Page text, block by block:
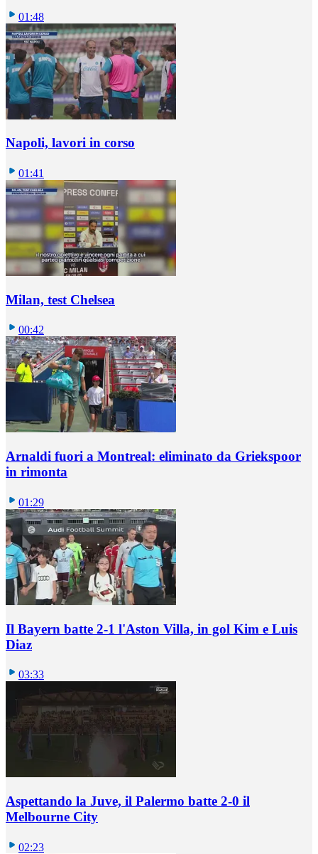
01:48
Napoli, lavori in corso
01:41
Milan, test Chelsea
00:42
Arnaldi fuori a Montreal: eliminato da Griekspoor
in rimonta
01:29
Il Bayern batte 2-1 l'Aston Villa, in gol Kim e Luis
Diaz
03:33
Aspettando la Juve, il Palermo batte 2-0 il
Melbourne City
02:23